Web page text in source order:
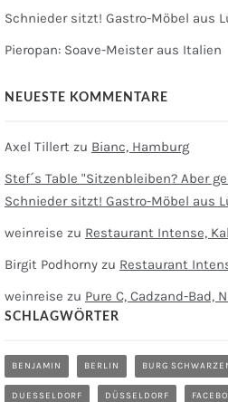
Schnieder sitzt! Gastro-Möbel aus
Pieropan: Soave-Meister aus Italien
NEUESTE KOMMENTARE
Axel Tillert zu Bianc, Hamburg
Stef´s Table "Sitzenbleiben? Aber
Schnieder sitzt! Gastro-Möbel aus
weinreise zu Restaurant Intense,
Birgit Podhorny zu Restaurant
weinreise zu Pure C, Cadzand-Bad,
SCHLAGWÖRTER
BENJAMIN BERLIN BURG
DUESSELDORF DÜSSELDORF